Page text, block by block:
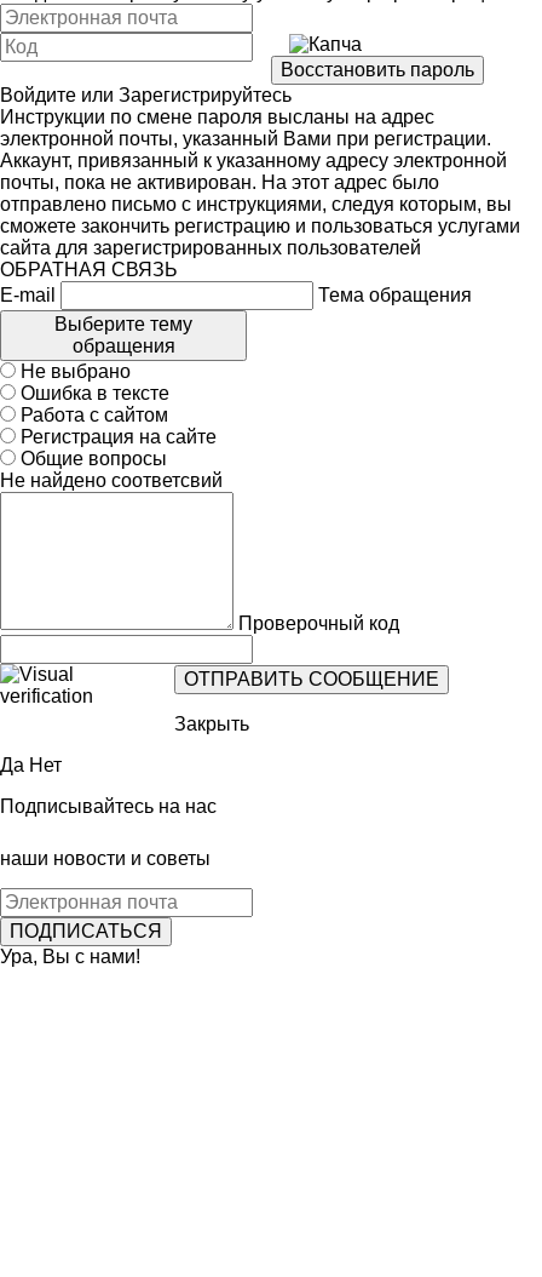
Войдите или Зарегистрируйтесь
Инструкции по смене пароля высланы на адрес
электронной почты, указанный Вами при регистрации.
Аккаунт, привязанный к указанному адресу электронной
почты, пока не активирован. На этот адрес было
отправлено письмо с инструкциями, следуя которым, вы
сможете закончить регистрацию и пользоваться услугами
сайта для зарегистрированных пользователей
ОБРАТНАЯ СВЯЗЬ
E-mail
Тема обращения
Выберите тему
обращения
Не выбрано
Ошибка в тексте
Работа с сайтом
Регистрация на сайте
Общие вопросы
Не найдено соответсвий
Проверочный код
Закрыть
Да Нет
Подписывайтесь на нас
наши новости и советы
Ура, Вы с нами!